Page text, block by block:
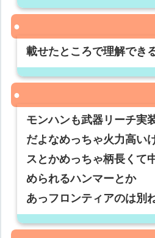
載せたところで理解でき
モンハンも武器リーチ実
だよなめっちゃ火力高い
スとかめっちゃ柄長くて
められるハンマーとか
あっフロンティアのは別